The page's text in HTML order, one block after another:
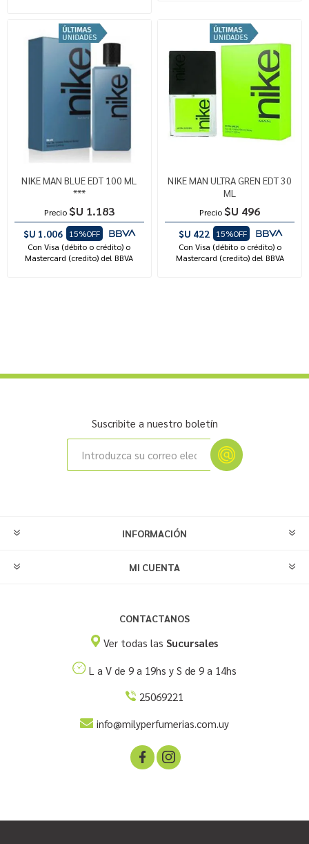
NIKE MAN BLUE EDT 100 ML
***
Precio $U 1.183
$U 1.006
15%OFF
Con Visa (débito o crédito) o
Mastercard (credito) del BBVA
NIKE MAN ULTRA GREN EDT 30
ML
Precio $U 496
$U 422
15%OFF
Con Visa (débito o crédito) o
Mastercard (credito) del BBVA
Suscribite a nuestro boletín
INFORMACIÓN
MI CUENTA
CONTACTANOS
Ver todas las Sucursales
L a V de 9 a 19hs y S de 9 a 14hs
25069221
info@milyperfumerias.com.uy